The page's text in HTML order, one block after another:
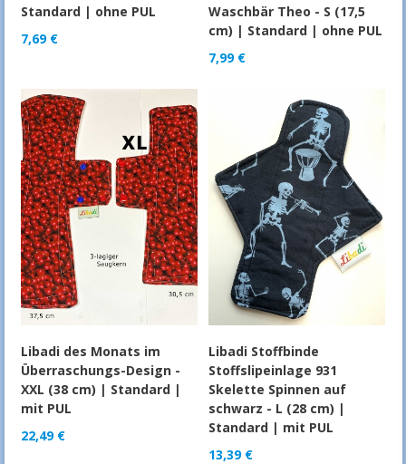
Standard | ohne PUL
7,69 €
Waschbär Theo - S (17,5
cm) | Standard | ohne PUL
7,99 €
Libadi des Monats im
Überraschungs-Design -
XXL (38 cm) | Standard |
mit PUL
22,49 €
Libadi Stoffbinde
Stoffslipeinlage 931
Skelette Spinnen auf
schwarz - L (28 cm) |
Standard | mit PUL
13,39 €